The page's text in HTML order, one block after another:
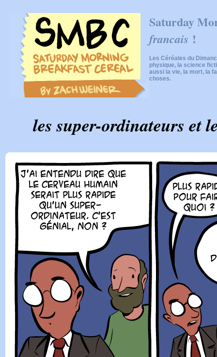
Saturday
francais !
Les Céréales du
physique, la science
aussi la vie, la mort, la
choses.
les super-ordinateurs et